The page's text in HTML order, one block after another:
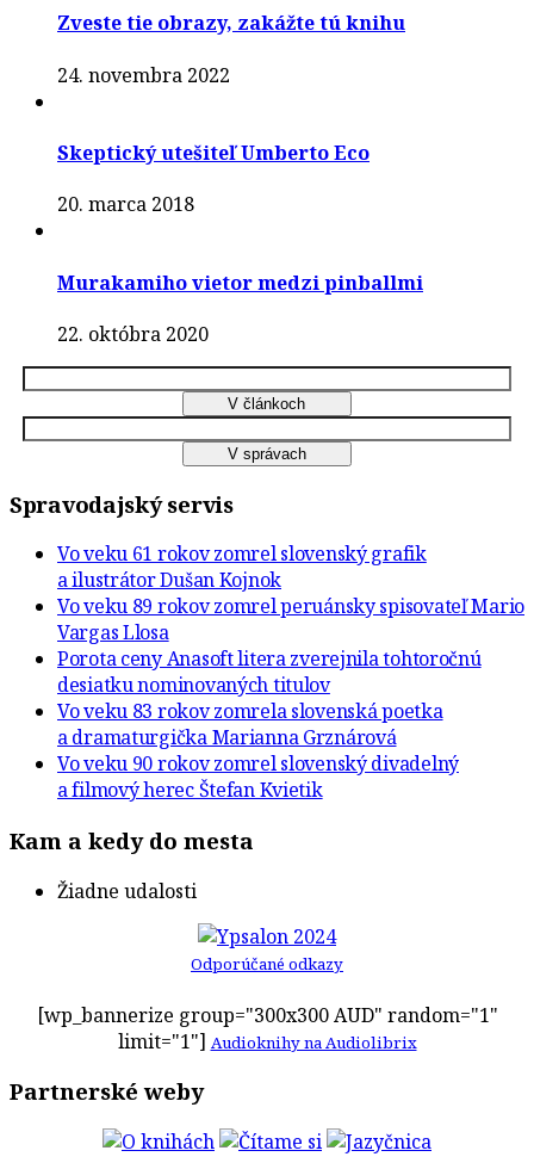
Zveste tie obrazy, zakážte tú knihu
24. novembra 2022
Skeptický utešiteľ Umberto Eco
20. marca 2018
Murakamiho vietor medzi pinballmi
22. októbra 2020
Spravodajský servis
Vo veku 61 rokov zomrel slovenský grafik
a ilustrátor Dušan Kojnok
Vo veku 89 rokov zomrel peruánsky spisovateľ Mario
Vargas Llosa
Porota ceny Anasoft litera zverejnila tohtoročnú
desiatku nominovaných titulov
Vo veku 83 rokov zomrela slovenská poetka
a dramaturgička Marianna Grznárová
Vo veku 90 rokov zomrel slovenský divadelný
a filmový herec Štefan Kvietik
Kam a kedy do mesta
Žiadne udalosti
Odporúčané odkazy
[wp_bannerize group="300x300 AUD" random="1"
limit="1"] Audioknihy na Audiolibrix
Partnerské weby